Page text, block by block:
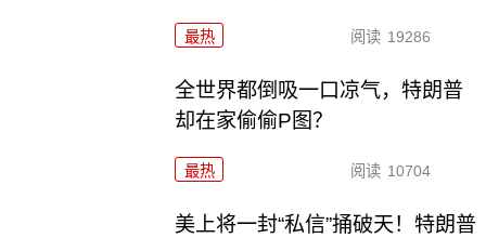
最热 阅读 19286
全世界都倒吸一口凉气，特朗普
却在家偷偷P图？
最热 阅读 10704
美上将一封“私信”捅破天！特朗普